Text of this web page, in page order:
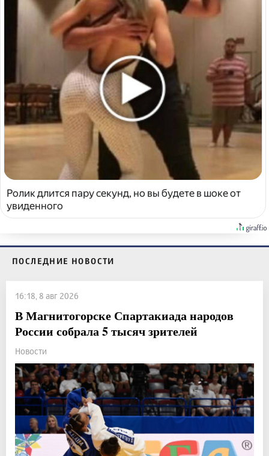
Ролик длится пару секунд, но вы будете в шоке от
увиденного
ПОСЛЕДНИЕ НОВОСТИ
16:18, 8 авг 2026
В Магнитогорске Спартакиада народов
России собрала 5 тысяч зрителей
Новости